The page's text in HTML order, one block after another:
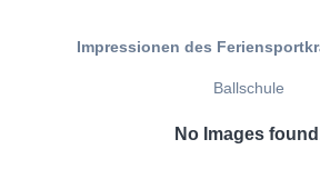
Impressionen des
Ballschule
No Images